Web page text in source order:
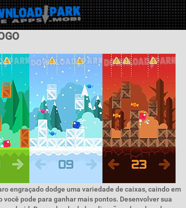
engraçado dodge uma variedade de caixas, caindo em
pode para ganhar mais pontos. Desenvolver sua